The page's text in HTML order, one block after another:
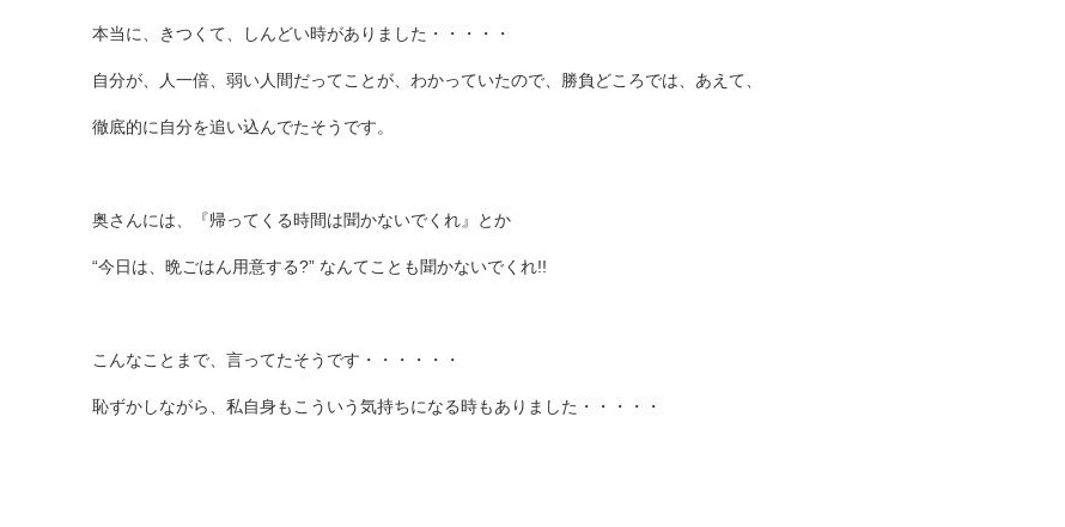
本当に、きつくて、しんどい時がありました・・・・・
自分が、人一倍、弱い人間だってことが、わかっていたので、勝負どころでは、あえて、
徹底的に自分を追い込んでたそうです。
奥さんには、『帰ってくる時間は聞かないでくれ』とか
“今日は、晩ごはん用意する?” なんてことも聞かないでくれ!!
こんなことまで、言ってたそうです・・・・・・
恥ずかしながら、私自身もこういう気持ちになる時もありました・・・・・